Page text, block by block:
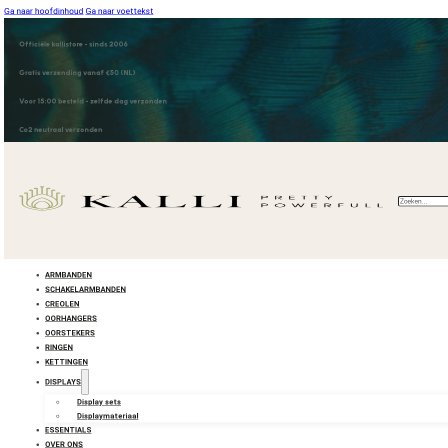
Ga naar hoofdinhoud Ga naar voettekst
Officiële kallistore - sinds 2006
Gratis verzending vanaf €50 (NL)
Voor 15:00 besteld - zelfde dag verzonden
Co2 neutraal verzonden
Zoeken
ARMBANDEN
SCHAKELARMBANDEN
CREOLEN
OORHANGERS
OORSTEKERS
RINGEN
KETTINGEN
DISPLAYS
Display sets
Displaymateriaal
ESSENTIALS
OVER ONS